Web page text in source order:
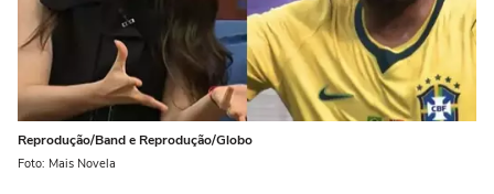
Reprodução/Band e Reprodução/Globo
Foto: Mais Novela